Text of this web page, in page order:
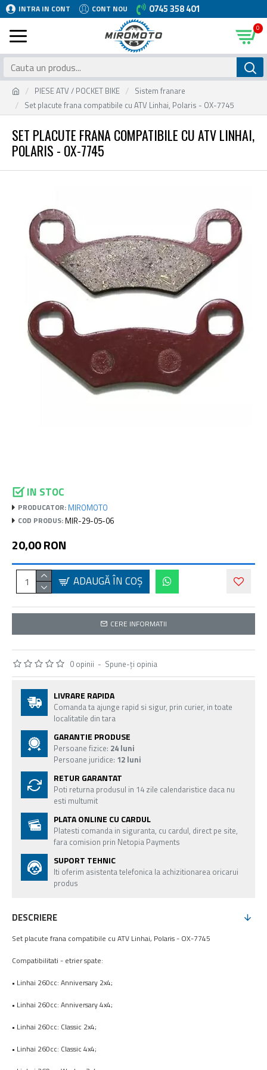
INTRA IN CONT CONT NOU 0745 358 401
0
PIESE ATV / POCKET BIKE
Sistem franare
Set placute frana compatibile cu ATV Linhai, Polaris - OX-7745
SET PLACUTE FRANA COMPATIBILE CU ATV LINHAI,
POLARIS - OX-7745
IN STOC
PRODUCATOR: MIROMOTO
COD PRODUS: MIR-29-05-06
0 opinii - Spune-ţi opinia
20,00 RON
ADAUGĂ ÎN COŞ
CERE INFORMATII
LIVRARE RAPIDA
Comanda ta ajunge rapid si sigur, prin curier, in toate
localitatile din tara
GARANTIE PRODUSE
Persoane fizice: 24 luni
Persoane juridice: 12 luni
RETUR GARANTAT
Poti returna produsul in 14 zile calendaristice daca nu
esti multumit
PLATA ONLINE CU CARDUL
Platesti comanda in siguranta, cu cardul, direct pe site,
fara comision prin Netopia Payments
SUPORT TEHNIC
Iti oferim asistenta telefonica la achizitionarea oricarui
produs
DESCRIERE
Set placute frana compatibile cu ATV Linhai, Polaris - OX-7745
Compatibilitati - etrier spate:
• Linhai 260cc: Anniversary 2x4;
• Linhai 260cc: Anniversary 4x4;
• Linhai 260cc: Classic 2x4;
• Linhai 260cc: Classic 4x4;